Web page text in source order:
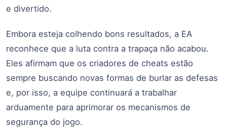
e divertido.
Embora esteja colhendo bons resultados, a EA
reconhece que a luta contra a trapaça não acabou.
Eles afirmam que os criadores de cheats estão
sempre buscando novas formas de burlar as defesas
e, por isso, a equipe continuará a trabalhar
arduamente para aprimorar os mecanismos de
segurança do jogo.